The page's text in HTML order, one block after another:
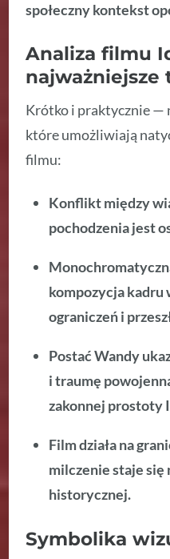
społeczny kontekst
Analiza filmu
najważniejsze
Krótko i praktycznie —
które umożliwiają
filmu:
Konflikt między
pochodzenia jest
kompozycja kadru
ograniczeń i
Postać Wandy
i traumę
zakonnej prostoty
Film działa na
milczenie staje
historycznej.
Symbolika